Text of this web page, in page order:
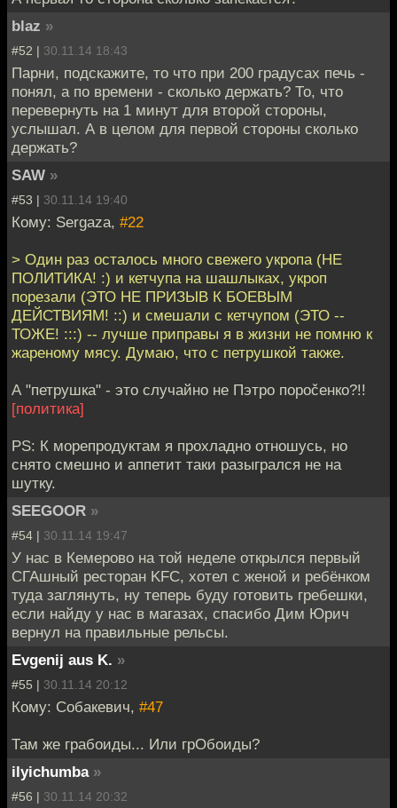
blaz »
#52 | 30.11.14 18:43
Парни, подскажите, то что при 200 градусах печь -
понял, а по времени - сколько держать? То, что
перевернуть на 1 минут для второй стороны,
услышал. А в целом для первой стороны сколько
держать?
SAW »
#53 | 30.11.14 19:40
Кому: Sergaza, #22
> Один раз осталось много свежего укропа (НЕ
ПОЛИТИКА! :) и кетчупа на шашлыках, укроп
порезали (ЭТО НЕ ПРИЗЫВ К БОЕВЫМ
ДЕЙСТВИЯМ! ::) и смешали с кетчупом (ЭТО --
ТОЖЕ! :::) -- лучше приправы я в жизни не помню к
жареному мясу. Думаю, что с петрушкой также.
А "петрушка" - это случайно не Пэтро пороčенко?!!
[политика]
PS: К морепродуктам я прохладно отношусь, но
снято смешно и аппетит таки разыгрался не на
шутку.
SEEGOOR »
#54 | 30.11.14 19:47
У нас в Кемерово на той неделе открылся первый
СГАшный ресторан KFC, хотел с женой и ребёнком
туда заглянуть, ну теперь буду готовить гребешки,
если найду у нас в магазах, спасибо Дим Юрич
вернул на правильные рельсы.
Evgenij aus K. »
#55 | 30.11.14 20:12
Кому: Собакевич, #47
Там же грабоиды... Или грОбоиды?
ilyichumba »
#56 | 30.11.14 20:32